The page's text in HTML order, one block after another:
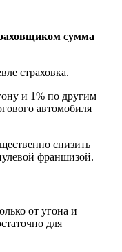
сумма
страховка.
и 1% по другим
автомобиля
снизить
франшизой.
от угона и
для